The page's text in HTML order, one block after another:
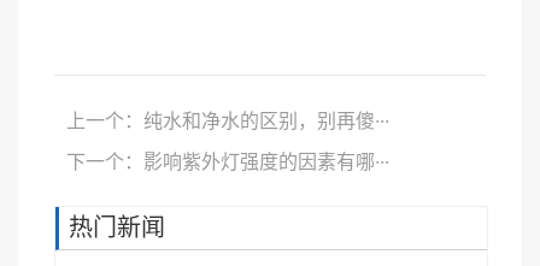
上一个：纯水和净水的区别，别再傻···
下一个：影响紫外灯强度的因素有哪···
热门新闻